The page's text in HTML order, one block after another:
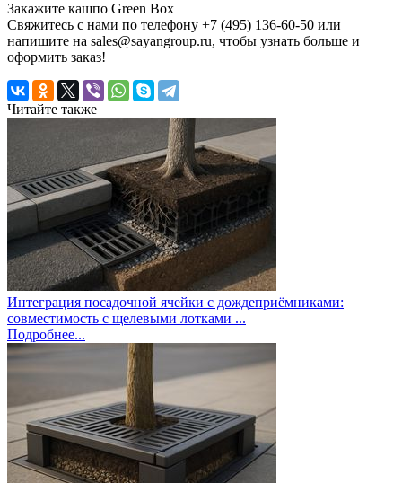
Закажите кашпо Green Box
Свяжитесь с нами по телефону +7 (495) 136-60-50 или
напишите на sales@sayangroup.ru, чтобы узнать больше и
оформить заказ!
Читайте также
Интеграция посадочной ячейки с дождеприёмниками:
совместимость с щелевыми лотками ...
Подробнее...